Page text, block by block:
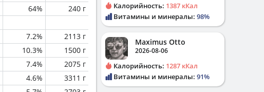
64%
240 г
7.2%
2113 г
10.3%
1500 г
7.4%
2075 г
4.6%
3311 г
Калорийность: 1387 кКал
Витамины и минералы: 98%
Maximus Otto
2026-08-06
Калорийность: 1287 кКал
Витамины и минералы: 91%